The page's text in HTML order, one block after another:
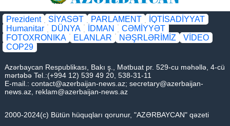
Prezident SİYASƏT PARLAMENT
İQTİSADİYYAT
Humanitar
DÜNYA İDMAN
CƏMİYYƏT
FOTOXRONIKA
ELANLAR NƏŞRLƏRİMİZ
VİDEO
COP29
Azərbaycan Respublikası, Bakı ş., Mətbuat pr. 529-cu məhəllə, 4-cü
mərtəbə Tel.:(+994 12) 539 49 20, 538-31-11
E-mail.: contact@azerbaijan-news.az; secretary@azerbaijan-
news.az reklam@azerbaijan-news.az
2000-2024(c) Bütün hüquqları qorunur, "AZƏRBAYCAN" qəzeti